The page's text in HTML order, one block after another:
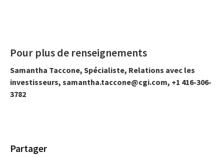
Pour plus de renseignements
Samantha Taccone, Spécialiste, Relations avec les
investisseurs, samantha.taccone@cgi.com, +1 416-306-
3782
Partager